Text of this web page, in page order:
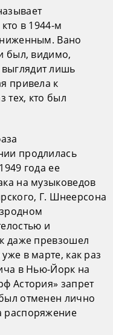
в 1944-м
Вано
был, видимо,
лишь
привела к
тех, кто был
продлилась
года ее
на музыковедов
Г. Шнеерсона
и
даже превзошел
в марте, как раз
в Нью-Йорк на
Астория» запрет
отменен лично